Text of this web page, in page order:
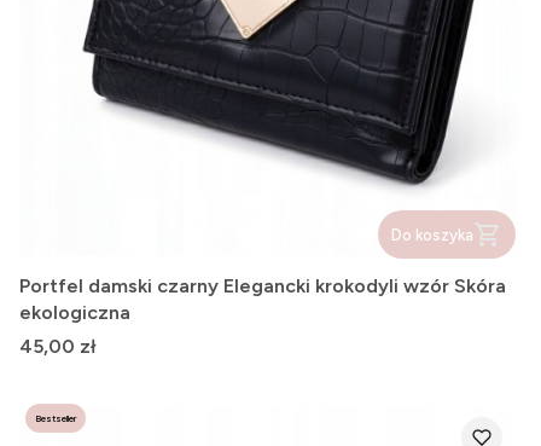
Do koszyka
Portfel damski czarny Elegancki krokodyli wzór Skóra
ekologiczna
Cena
45,00 zł
Bestseller